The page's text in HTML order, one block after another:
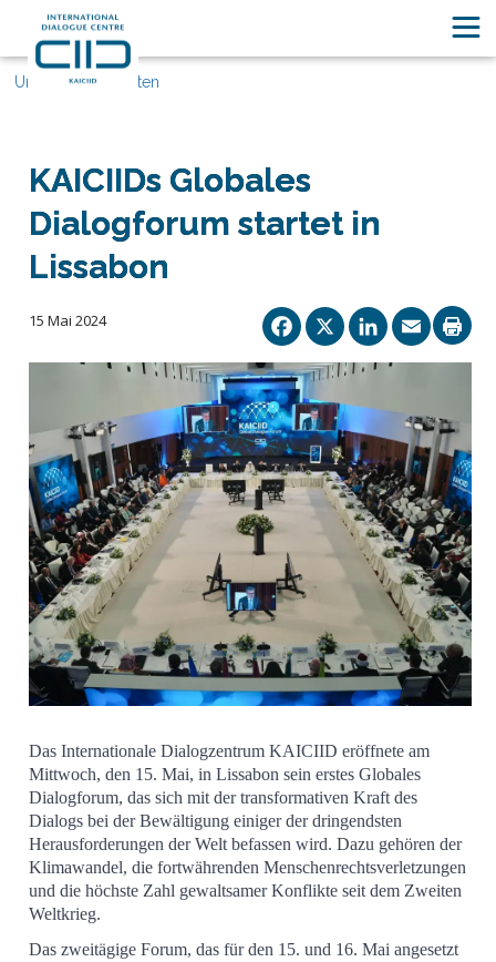
Unsere Geschichten
KAICIIDs Globales
Dialogforum startet in
Lissabon
15 Mai 2024 Facebook
X
Das Internationale Dialogzentrum KAICIID eröffnete am
Mittwoch, den 15. Mai, in Lissabon sein erstes Globales
Dialogforum, das sich mit der transformativen Kraft des
Dialogs bei der Bewältigung einiger der dringendsten
Herausforderungen der Welt befassen wird. Dazu gehören der
Klimawandel, die fortwährenden Menschenrechtsverletzungen
und die höchste Zahl gewaltsamer Konflikte seit dem Zweiten
Weltkrieg.
Das zweitägige Forum, das für den 15. und 16. Mai angesetzt